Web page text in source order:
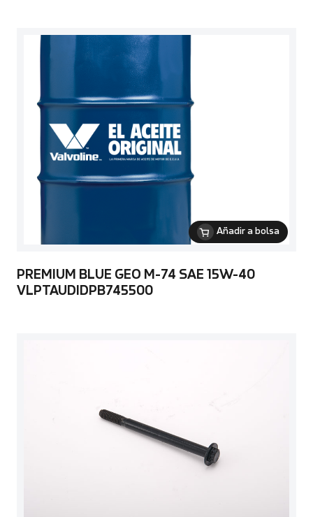
Añadir a bolsa
PREMIUM BLUE GEO M-74 SAE 15W-40
VLPTAUDIDPB745500